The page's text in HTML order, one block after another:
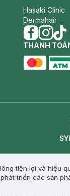
Hasaki Clinic
Dermahair
facebook
THANH
tiện lợi và hiệu
triển các sản